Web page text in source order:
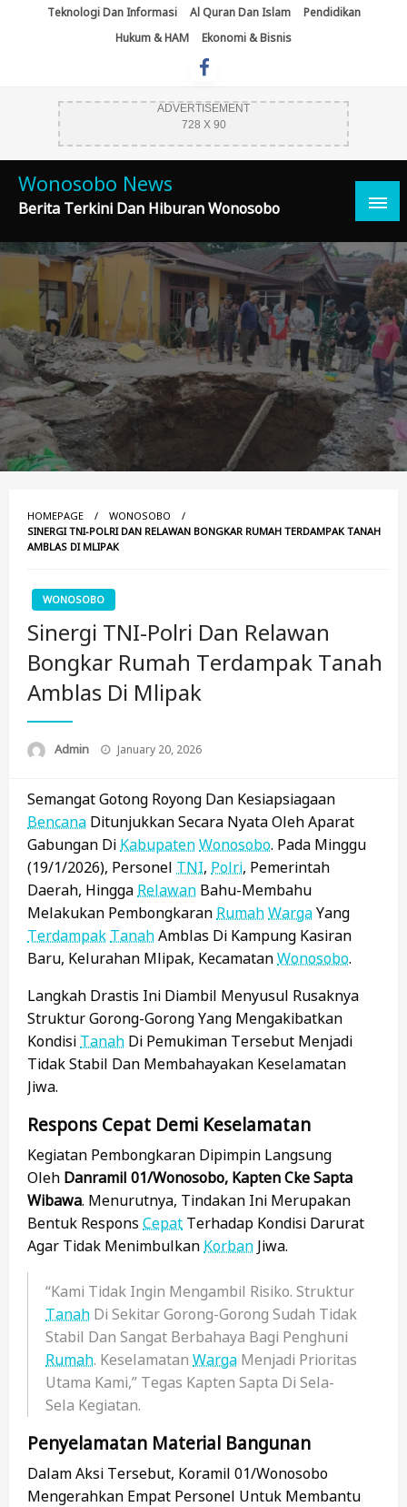
Teknologi Dan Informasi Al Quran Dan Islam
Pendidikan
Hukum & HAM
Ekonomi & Bisnis
ADVERTISEMENT
728 X 90
Wonosobo News
Berita Terkini Dan Hiburan Wonosobo
HOMEPAGE
WONOSOBO
SINERGI TNI-POLRI DAN RELAWAN BONGKAR RUMAH TERDAMPAK TANAH
AMBLAS DI MLIPAK
WONOSOBO
Sinergi TNI-Polri Dan Relawan
Bongkar Rumah Terdampak Tanah
Amblas Di Mlipak
Admin
Posted
January 20, 2026
Semangat Gotong Royong Dan Kesiapsiagaan
Bencana Ditunjukkan Secara Nyata Oleh Aparat
Gabungan Di KabupatenWonosobo. Pada Minggu
(19/1/2026), Personel TNI, Polri, Pemerintah
Daerah, Hingga Relawan Bahu-Membahu
Melakukan Pembongkaran RumahWargaYang
Terdampak TanahAmblas Di Kampung Kasiran
Baru, Kelurahan Mlipak, KecamatanWonosobo.
Langkah Drastis Ini Diambil Menyusul Rusaknya
Struktur Gorong-Gorong Yang Mengakibatkan
Kondisi Tanah Di Pemukiman Tersebut Menjadi
Tidak Stabil Dan Membahayakan Keselamatan
Jiwa.
Respons Cepat Demi Keselamatan
Kegiatan Pembongkaran Dipimpin Langsung
Oleh Danramil 01/Wonosobo, Kapten Cke Sapta
Wibawa. Menurutnya, Tindakan Ini Merupakan
Bentuk Respons Cepat Terhadap Kondisi Darurat
Agar Tidak Menimbulkan Korban Jiwa.
“Kami Tidak Ingin Mengambil Risiko. Struktur
Tanah Di Sekitar Gorong-Gorong Sudah Tidak
Stabil Dan Sangat Berbahaya Bagi Penghuni
Rumah. Keselamatan Warga Menjadi Prioritas
Utama Kami,” Tegas Kapten Sapta Di Sela-
Sela Kegiatan.
Penyelamatan Material Bangunan
Dalam Aksi Tersebut, Koramil 01/Wonosobo
Mengerahkan Empat Personel Untuk Membantu